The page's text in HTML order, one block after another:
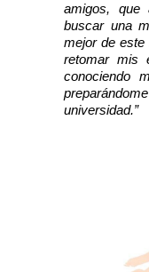
amigos, que
buscar una
mejor de este
retomar mis
conociendo
universidad.”